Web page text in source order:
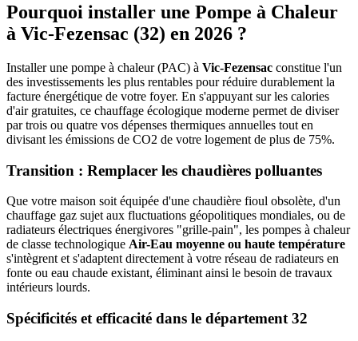
Pourquoi installer une Pompe à Chaleur
à Vic-Fezensac (32) en 2026 ?
Installer une pompe à chaleur (PAC) à Vic-Fezensac constitue l'un
des investissements les plus rentables pour réduire durablement la
facture énergétique de votre foyer. En s'appuyant sur les calories
d'air gratuites, ce chauffage écologique moderne permet de diviser
par trois ou quatre vos dépenses thermiques annuelles tout en
divisant les émissions de CO2 de votre logement de plus de 75%.
Transition : Remplacer les chaudières polluantes
Que votre maison soit équipée d'une chaudière fioul obsolète, d'un
chauffage gaz sujet aux fluctuations géopolitiques mondiales, ou de
radiateurs électriques énergivores "grille-pain", les pompes à chaleur
de classe technologique Air-Eau moyenne ou haute température
s'intègrent et s'adaptent directement à votre réseau de radiateurs en
fonte ou eau chaude existant, éliminant ainsi le besoin de travaux
intérieurs lourds.
Spécificités et efficacité dans le département 32